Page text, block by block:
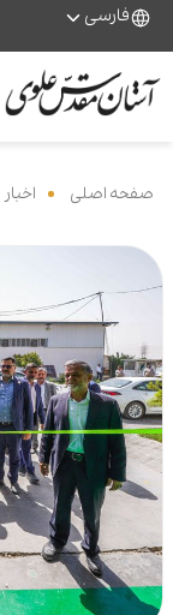
فارسی
صفحه اصلی اخبار